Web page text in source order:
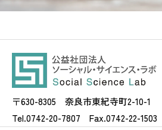
〒630-8305 奈良市東紀寺町2-10-1
Tel.0742-20-7807 Fax.0742-22-1503